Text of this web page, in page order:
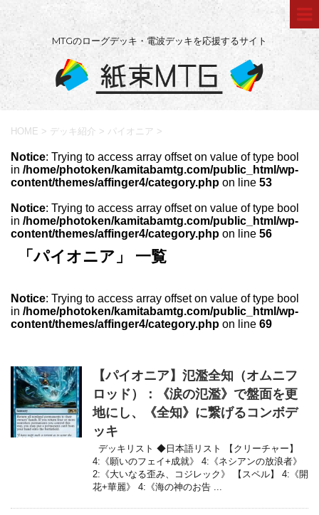
MTGのローグデッキ・電波デッキを応援するサイト
HOME > デッキ紹介 > パイオニア >
Notice: Trying to access array offset on value of type bool
in /home/photoken/kamitabamtg.com/public_html/wp-
content/themes/affinger4/category.php on line 53
Notice: Trying to access array offset on value of type bool
in /home/photoken/kamitabamtg.com/public_html/wp-
content/themes/affinger4/category.php on line 56
「パイオニア」 一覧
Notice: Trying to access array offset on value of type bool
in /home/photoken/kamitabamtg.com/public_html/wp-
content/themes/affinger4/category.php on line 69
【パイオニア】氾濫全知（オムニフ
ロッド）：《涙の氾濫》で盤面を更
地にし、《全知》に繋げるコンボデ
ッキ
デッキリスト ◆日本語リスト 【クリーチャー】
4:《願いのフェイ+成就》 4:《ネシアンの放浪者》
2:《大いなる歪み、コジレック》 【スペル】 4:《開
花+華麗》 4:《海の神のお告 ...